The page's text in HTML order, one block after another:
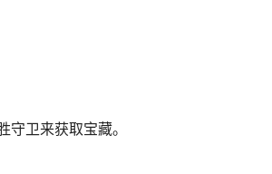
卫来获取宝藏。